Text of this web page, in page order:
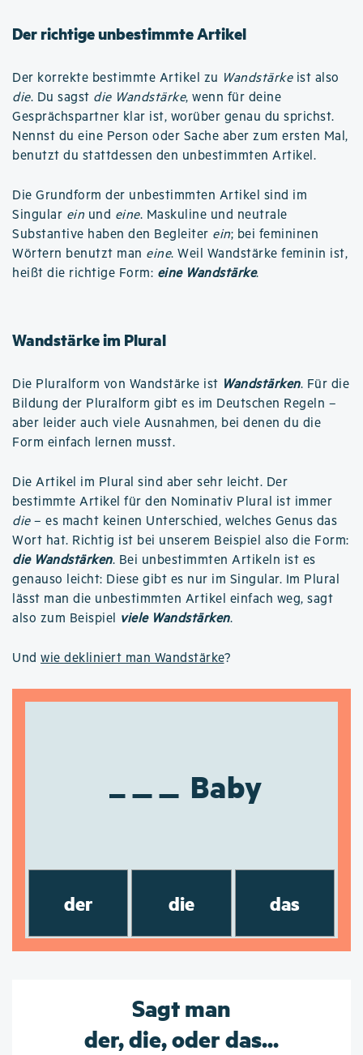
Der richtige unbestimmte Artikel
Der korrekte bestimmte Artikel zu Wandstärkeist also
die. Du sagst die Wandstärke, wenn für deine
Gesprächspartner klar ist, worüber genau du sprichst.
Nennst du eine Person oder Sache aber zum ersten Mal,
benutzt du stattdessen den unbestimmten Artikel.
Die Grundform der unbestimmten Artikel sind im
Singular ein und eine. Maskuline und neutrale
Substantive haben den Begleiter ein; bei femininen
Wörtern benutzt man eine. Weil Wandstärke feminin ist,
heißt die richtige Form: eine Wandstärke.
Wandstärke im Plural
Die Pluralform von Wandstärke ist Wandstärken. Für die
Bildung der Pluralform gibt es im Deutschen Regeln –
aber leider auch viele Ausnahmen, bei denen du die
Form einfach lernen musst.
Die Artikel im Plural sind aber sehr leicht. Der
bestimmte Artikel für den Nominativ Plural ist immer
die– es macht keinen Unterschied, welches Genus das
Wort hat. Richtig ist bei unserem Beispiel also die Form:
die Wandstärken. Bei unbestimmten Artikeln ist es
genauso leicht: Diese gibt es nur im Singular. Im Plural
lässt man die unbestimmten Artikel einfach weg, sagt
also zum Beispiel viele Wandstärken.
Und wie dekliniert man Wandstärke?
Baby
der die das
Sagt man
der, die, oder das...